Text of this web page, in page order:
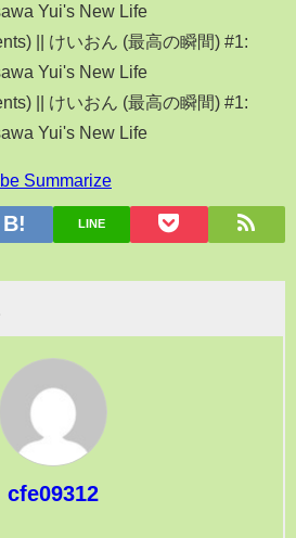
Yui's New Life
|| けいおん (最高の瞬間) #1:
Yui's New Life
|| けいおん (最高の瞬間) #1:
Yui's New Life
Summarize
LINE
cfe09312